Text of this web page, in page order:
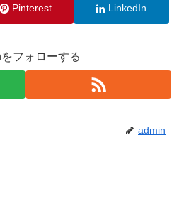
Pinterest LinkedIn
フォローする
admin